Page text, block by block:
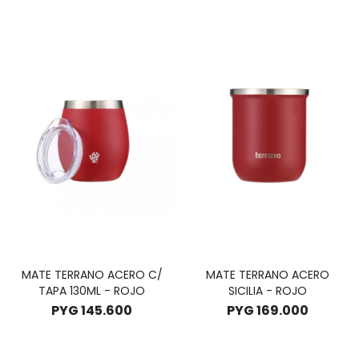
MATE TERRANO ACERO C/
TAPA 130ML - ROJO
PYG145.600
MATE TERRANO ACERO
SICILIA - ROJO
PYG169.000